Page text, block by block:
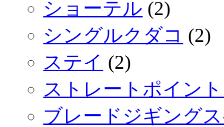
ショーテル (2)
シングルクダコ (2)
ステイ (2)
ストレートポイン
ブレードジギング